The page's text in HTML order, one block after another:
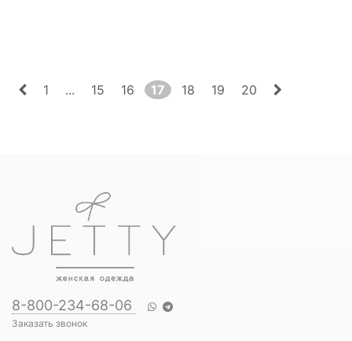
1 ... 15 16 17 18 19 20
8-800-234-68-06
Заказать звонок